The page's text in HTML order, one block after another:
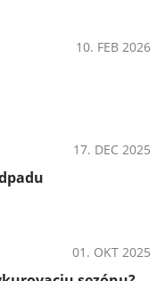
10. FEB 2026
17. DEC 2025
01. OKT 2025